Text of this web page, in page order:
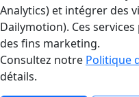
Analytics) et intégrer des
Dailymotion). Ces
des fins marketing.
Consultez notre Politique
détails.